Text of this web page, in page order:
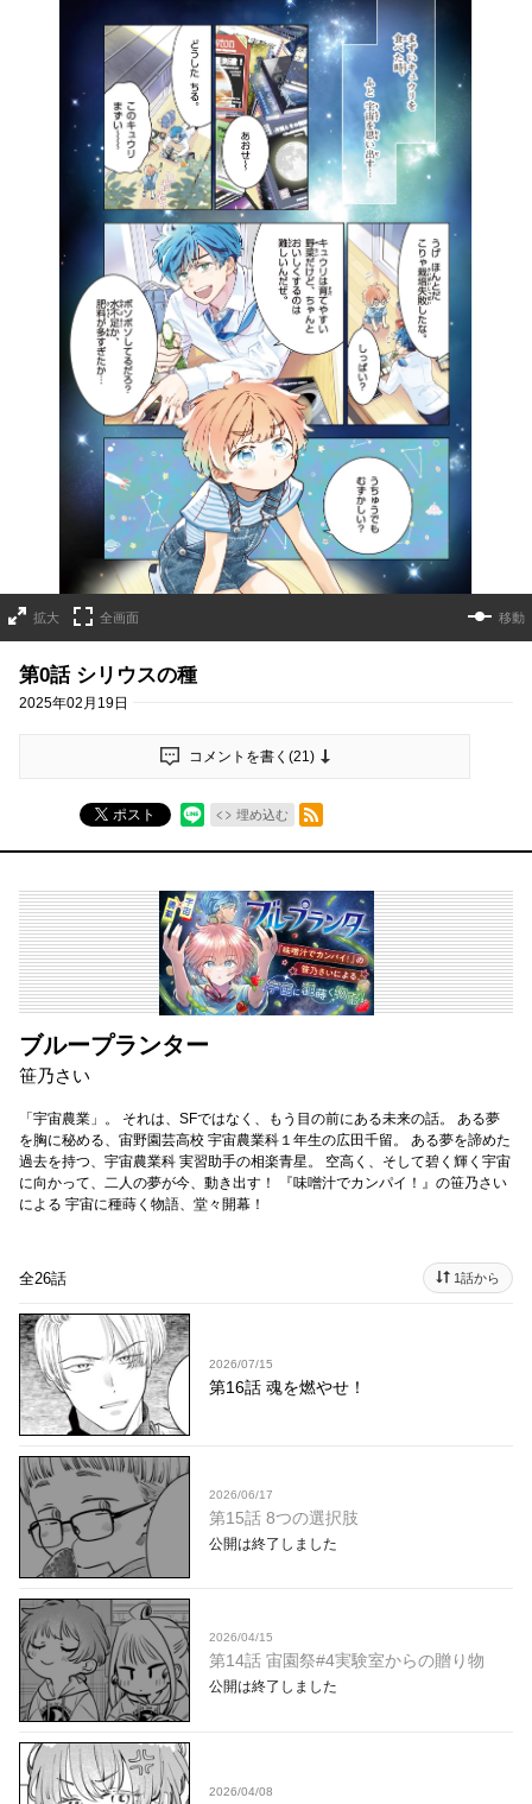
拡大 全画面 移動
第0話 シリウスの種
2025年02月19日
コメントを書く(21)
ポスト 埋め込む
RSSフィード
ブループランター
笹乃さい
「宇宙農業」。 それは、SFではなく、もう目の前にある未来の話。 ある夢
を胸に秘める、宙野園芸高校 宇宙農業科１年生の広田千留。 ある夢を諦めた
過去を持つ、宇宙農業科 実習助手の相楽青星。 空高く、そして碧く輝く宇宙
に向かって、二人の夢が今、動き出す！ 『味噌汁でカンパイ！』の笹乃さい
による 宇宙に種蒔く物語、堂々開幕！
全26話 1話から
2026/07/15
第16話 魂を燃やせ！
2026/06/17
第15話 8つの選択肢
公開は終了しました
2026/04/15
第14話 宙園祭#4実験室からの贈り物
公開は終了しました
2026/04/08